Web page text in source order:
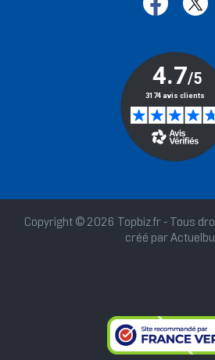
Copyright © 2026 Topbiz.fr - Tous
créé par